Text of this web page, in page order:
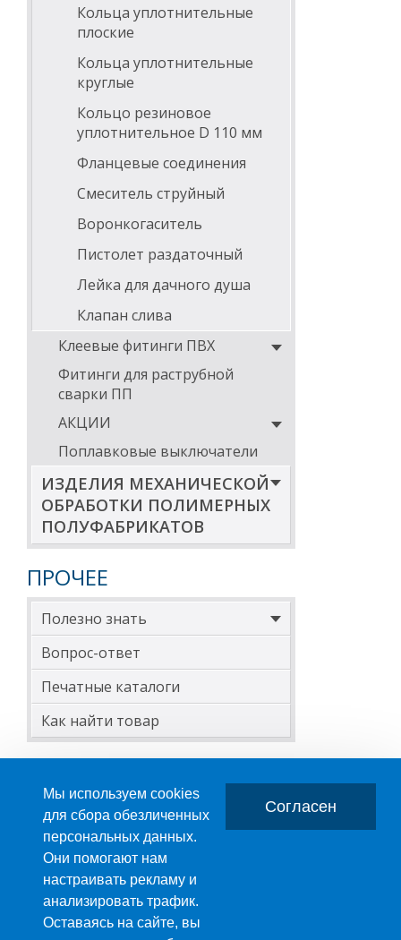
Кольца уплотнительные
плоские
Кольца уплотнительные
круглые
Кольцо резиновое
уплотнительное D 110 мм
Фланцевые соединения
Смеситель струйный
Воронкогаситель
Пистолет раздаточный
Лейка для дачного душа
Клапан слива
Клеевые фитинги ПВХ
Фитинги для раструбной
сварки ПП
АКЦИИ
Поплавковые выключатели
ИЗДЕЛИЯ МЕХАНИЧЕСКОЙ
ОБРАБОТКИ ПОЛИМЕРНЫХ
ПОЛУФАБРИКАТОВ
ПРОЧЕЕ
Полезно знать
Вопрос-ответ
Печатные каталоги
Как найти товар
ПРОИЗВОДСТВО ПЛАСТМАССОВЫХ ИЗДЕЛИЙ
+7 (495) 989-29-95
Мы используем cookies
для сбора обезличенных
персональных данных.
Они помогают нам
настраивать рекламу и
анализировать трафик.
Оставаясь на сайте, вы
Согласен